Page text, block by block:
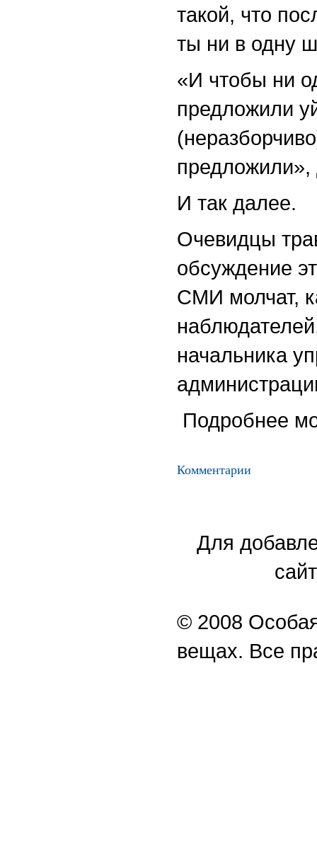
такой, что
ты ни в одну
«И чтобы ни
предложили
предложили»,
И так далее.
Очевидцы
обсуждение
СМИ молчат,
начальника
Подробнее
Комментарии
Для
© 2008
вещах. Все